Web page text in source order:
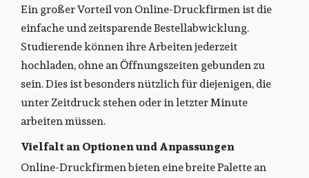
Ein großer Vorteil von Online-Druckfirmen ist die
einfache und zeitsparende Bestellabwicklung.
Studierende können ihre Arbeiten jederzeit
hochladen, ohne an Öffnungszeiten gebunden zu
sein. Dies ist besonders nützlich für diejenigen, die
unter Zeitdruck stehen oder in letzter Minute
arbeiten müssen.
Vielfalt an Optionen und Anpassungen
Online-Druckfirmen bieten eine breite Palette an